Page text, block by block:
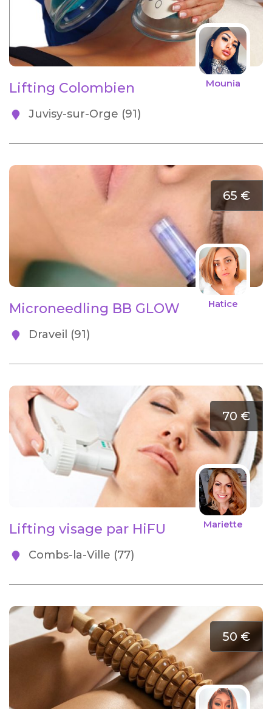
Mounia
Lifting Colombien
Juvisy-sur-Orge (91)
65 €
Hatice
Microneedling BB GLOW
Draveil (91)
70 €
Mariette
Lifting visage par HiFU
Combs-la-Ville (77)
50 €